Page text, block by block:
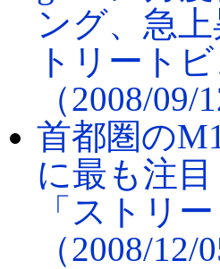
ング、急
トリート
（2008/09/
首都圏の
に最も注
「ストリ
（2008/12/